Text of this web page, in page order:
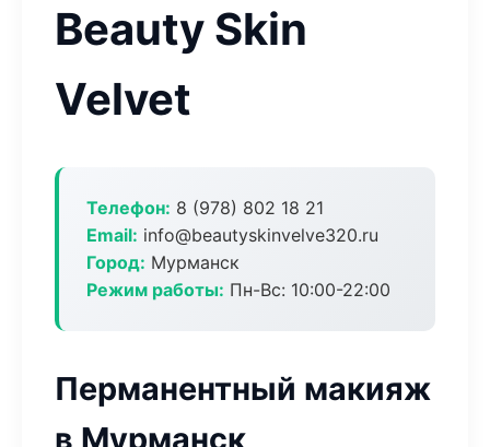
Beauty Skin
Velvet
Телефон: 8 (978) 802 18 21
Email: info@beautyskinvelve320.ru
Город: Мурманск
Режим работы: Пн-Вс: 10:00-22:00
Перманентный макияж
в Мурманск